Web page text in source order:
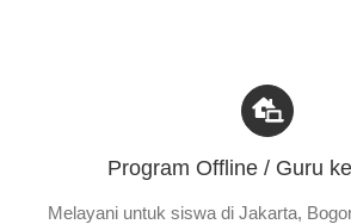
Program Offline / Guru
Melayani untuk siswa di Jakarta,